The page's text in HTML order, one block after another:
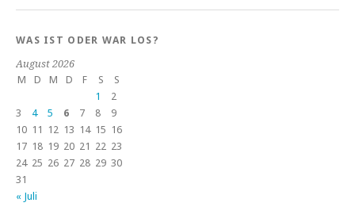
WAS IST ODER WAR LOS?
August 2026
M
D M D F S
S
1
2
3
4 5 6 7 8
9
10 11 12 13 14 15 16
17 18 19 20 21 22 23
24 25 26 27 28 29 30
31
« Juli